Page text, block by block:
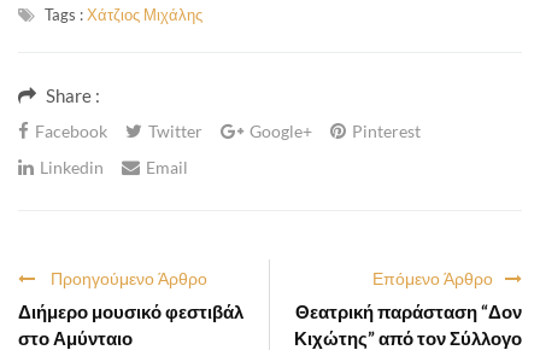
Tags :Χάτζιος Μιχάλης
Share :
Facebook Twitter Google+
Pinterest
Linkedin
Email
Επόμενο Άρθρο
Θεατρική παράσταση “Δον
Κιχώτης” από τον Σύλλογο
Προηγούμενο Άρθρο
Διήμερο μουσικό φεστιβάλ
στο Αμύνταιο